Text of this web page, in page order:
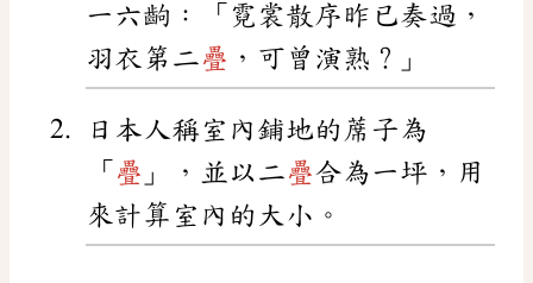
一六齣：「霓裳散序昨已奏過，
羽衣第二疊 ，可曾演熟？」
日本人稱室內鋪地的蓆子為
「 疊 」，並以二疊合為一坪，用
來計算室內的大小。